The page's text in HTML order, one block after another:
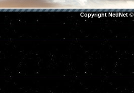
Copyright NedNet